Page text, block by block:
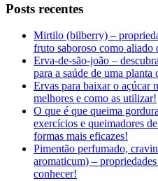
Posts recentes
Mirtilo (bilberry) –
fruto saboroso como aliado
Erva-de-são-joão –
para a saúde de uma
Ervas para baixar o açúcar
melhores e como as utilizar!
O que é que queima
exercícios e queimadores
formas mais eficazes!
Pimentão perfumado,
aromaticum) –
conhecer!